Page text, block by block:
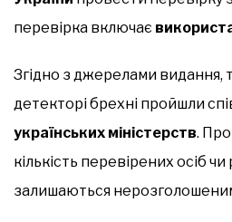
перевірка включає
Згідно з джерелами видання,
детекторі брехні пройшли
українських міністерств.
кількість перевірених осіб
залишаються